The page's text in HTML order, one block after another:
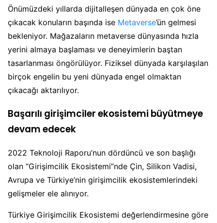
Önümüzdeki yıllarda dijitalleşen dünyada en çok öne
çıkacak konuların başında ise Metaverse’ün gelmesi
bekleniyor. Mağazaların metaverse dünyasında hızla
yerini almaya başlaması ve deneyimlerin baştan
tasarlanması öngörülüyor. Fiziksel dünyada karşılaşılan
birçok engelin bu yeni dünyada engel olmaktan
çıkacağı aktarılıyor.
Başarılı girişimciler ekosistemi büyütmeye
devam edecek
2022 Teknoloji Raporu’nun dördüncü ve son başlığı
olan “Girişimcilik Ekosistemi”nde Çin, Silikon Vadisi,
Avrupa ve Türkiye’nin girişimcilik ekosistemlerindeki
gelişmeler ele alınıyor.
Türkiye Girişimcilik Ekosistemi değerlendirmesine göre